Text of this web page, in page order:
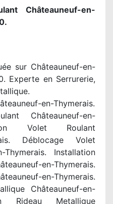
Châteauneuf-en-
sur Châteauneuf-en-
Experte en Serrurerie,
en-Thymerais.
Châteauneuf-en-
Volet Roulant
Déblocage Volet
Thymerais. Installation
en-Thymerais.
en-Thymerais.
Châteauneuf-en-
Rideau Metallique